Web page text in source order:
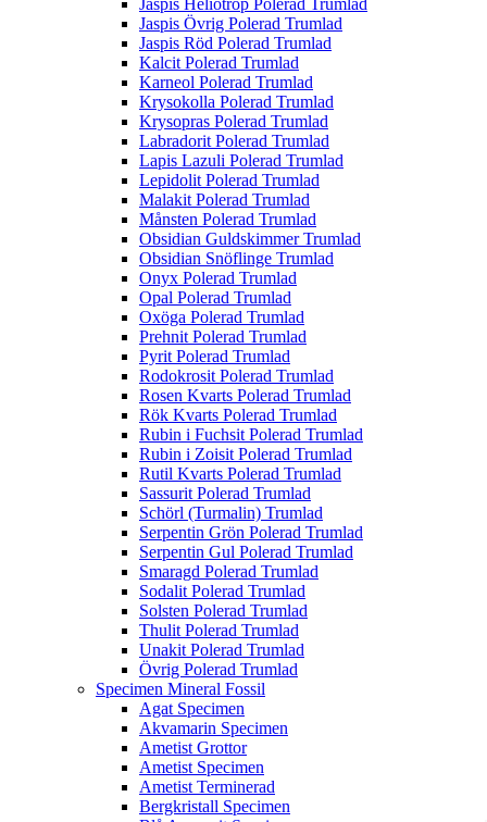
Jaspis Heliotrop Polerad Trumlad
Jaspis Övrig Polerad Trumlad
Jaspis Röd Polerad Trumlad
Kalcit Polerad Trumlad
Karneol Polerad Trumlad
Krysokolla Polerad Trumlad
Krysopras Polerad Trumlad
Labradorit Polerad Trumlad
Lapis Lazuli Polerad Trumlad
Lepidolit Polerad Trumlad
Malakit Polerad Trumlad
Månsten Polerad Trumlad
Obsidian Guldskimmer Trumlad
Obsidian Snöflinge Trumlad
Onyx Polerad Trumlad
Opal Polerad Trumlad
Oxöga Polerad Trumlad
Prehnit Polerad Trumlad
Pyrit Polerad Trumlad
Rodokrosit Polerad Trumlad
Rosen Kvarts Polerad Trumlad
Rök Kvarts Polerad Trumlad
Rubin i Fuchsit Polerad Trumlad
Rubin i Zoisit Polerad Trumlad
Rutil Kvarts Polerad Trumlad
Sassurit Polerad Trumlad
Schörl (Turmalin) Trumlad
Serpentin Grön Polerad Trumlad
Serpentin Gul Polerad Trumlad
Smaragd Polerad Trumlad
Sodalit Polerad Trumlad
Solsten Polerad Trumlad
Thulit Polerad Trumlad
Unakit Polerad Trumlad
Övrig Polerad Trumlad
Specimen Mineral Fossil
Agat Specimen
Akvamarin Specimen
Ametist Grottor
Ametist Specimen
Ametist Terminerad
Bergkristall Specimen